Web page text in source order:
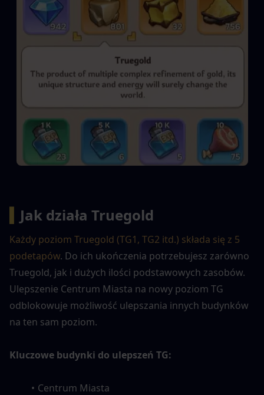
Jak działa Truegold
Każdy poziom Truegold (TG1, TG2 itd.) składa się z 5
podetapów. Do ich ukończenia potrzebujesz zarówno
Truegold, jak i dużych ilości podstawowych zasobów.
Ulepszenie Centrum Miasta na nowy poziom TG
odblokowuje możliwość ulepszania innych budynków
na ten sam poziom.
Kluczowe budynki do ulepszeń TG:
Centrum Miasta